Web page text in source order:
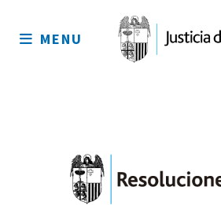
sitio
MENU